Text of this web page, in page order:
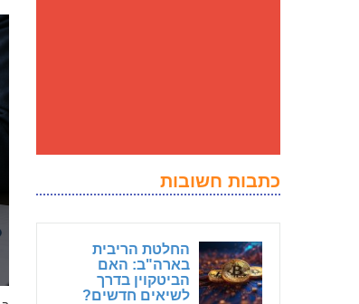
כתבות חשובות
החלטת הריבית
בארה"ב: האם
הביטקוין בדרך
לשיאים חדשים?